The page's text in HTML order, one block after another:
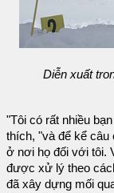
Diễn xuất
"Tôi có rất nhiều
thích, "và để kể câu
ở nơi họ đối với tôi.
được xử lý theo
đã xây dựng mối